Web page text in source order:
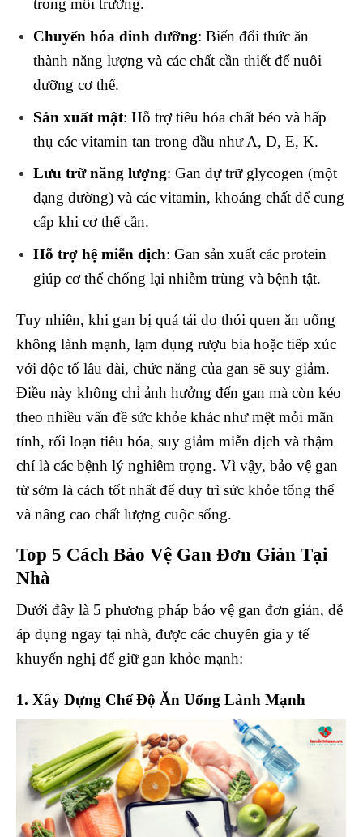
trong môi trường.
Chuyển hóa dinh dưỡng: Biến đổi thức ăn
thành năng lượng và các chất cần thiết để nuôi
dưỡng cơ thể.
Sản xuất mật: Hỗ trợ tiêu hóa chất béo và hấp
thụ các vitamin tan trong dầu như A, D, E, K.
Lưu trữ năng lượng: Gan dự trữ glycogen (một
dạng đường) và các vitamin, khoáng chất để cung
cấp khi cơ thể cần.
Hỗ trợ hệ miễn dịch: Gan sản xuất các protein
giúp cơ thể chống lại nhiễm trùng và bệnh tật.
Tuy nhiên, khi gan bị quá tải do thói quen ăn uống
không lành mạnh, lạm dụng rượu bia hoặc tiếp xúc
với độc tố lâu dài, chức năng của gan sẽ suy giảm.
Điều này không chỉ ảnh hưởng đến gan mà còn kéo
theo nhiều vấn đề sức khỏe khác như mệt mỏi mãn
tính, rối loạn tiêu hóa, suy giảm miễn dịch và thậm
chí là các bệnh lý nghiêm trọng. Vì vậy, bảo vệ gan
từ sớm là cách tốt nhất để duy trì sức khỏe tổng thể
và nâng cao chất lượng cuộc sống.
Top 5 Cách Bảo Vệ Gan Đơn Giản Tại
Nhà
Dưới đây là 5 phương pháp bảo vệ gan đơn giản, dễ
áp dụng ngay tại nhà, được các chuyên gia y tế
khuyến nghị để giữ gan khỏe mạnh:
1. Xây Dựng Chế Độ Ăn Uống Lành Mạnh